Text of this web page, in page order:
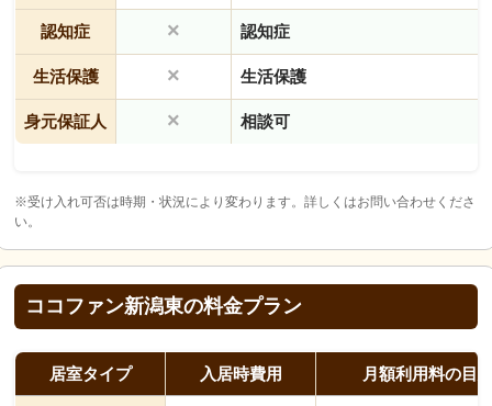
認知症 × 認知症
生活保護 × 生活保護
身元保証人 × 相談可
※受け入れ可否は時期・状況により変わります。詳しくはお問い合わせくださ
い。
ココファン新潟東の料金プラン
居室タイプ 入居時費用 月額利用料の目